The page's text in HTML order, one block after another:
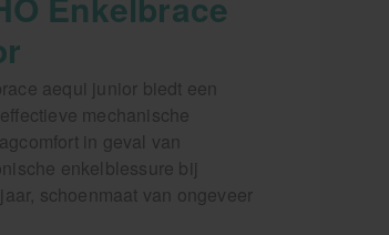
aequi junior biedt een
mechanische
in geval van
enkelblessure bij
schoenmaat van ongeveer